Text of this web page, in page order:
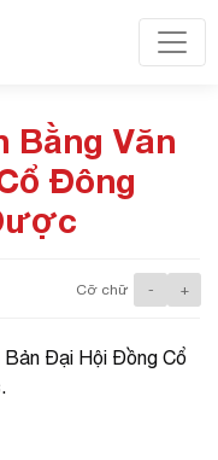
Bằng Văn
Đông
Cỡ chữ - +
Bản Đại Hội Đồng Cổ